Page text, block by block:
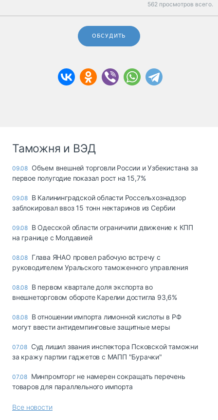
562 просмотров всего.
ОБСУДИТЬ
Таможня и ВЭД
09.08 Объем внешней торговли России и Узбекистана за
первое полугодие показал рост на 15,7%
09.08 В Калининградской области Россельхознадзор
заблокировал ввоз 15 тонн нектаринов из Сербии
09.08 В Одесской области ограничили движение к КПП
на границе с Молдавией
08.08 Глава ЯНАО провел рабочую встречу с
руководителем Уральского таможенного управления
08.08 В первом квартале доля экспорта во
внешнеторговом обороте Карелии достигла 93,6%
08.08 В отношении импорта лимонной кислоты в РФ
могут ввести антидемпинговые защитные меры
07.08 Суд лишил звания инспектора Псковской таможни
за кражу партии гаджетов с МАПП "Бурачки"
07.08 Минпромторг не намерен сокращать перечень
товаров для параллельного импорта
Все новости